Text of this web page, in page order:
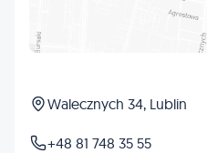
Walecznych 34, Lublin
+48 81 748 35 55